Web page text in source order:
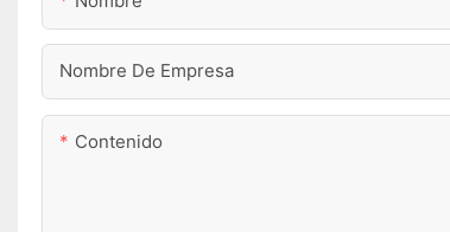
Nombre De Empresa
Contenido